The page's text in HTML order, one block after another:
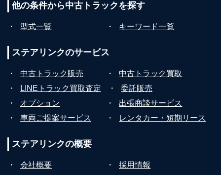
他の条件から中古トラックを探す
・ 型式一覧 ・ キーワード一覧
ステアリンクのサービス
・ 中古トラック販売 ・
中古トラック買取
・
LINEトラック買取査定 ・
委託販売
・
オプション ・
出張商談サービス
・
車両ご提案サービス ・ レンタカー・短期リース
ステアリンクの概要
・ 会社概要 ・
採用情報